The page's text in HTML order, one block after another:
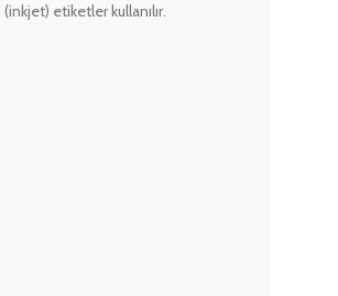
etiketler kullanılır.